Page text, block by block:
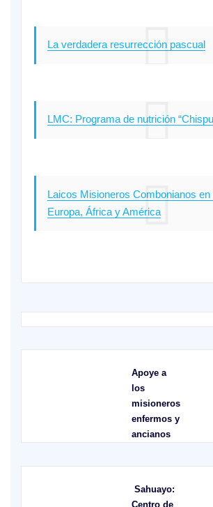
La verdadera resurrección pascual
LMC: Programa de nutrición
Laicos Misioneros Combonianos
Europa, África y América
Apoye a
los
misioneros
enfermos y
ancianos
Sahuayo:
Centro de